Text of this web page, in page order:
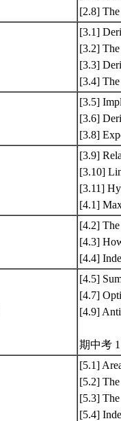
[2.8]
[3.1]
[3.2]
[3.3]
[3.4]
[3.5]
[3.6]
[3.8]
[3.9]
[3.10]
[3.11]
[4.1]
[4.2]
[4.3]
[4.4]
[4.5]
[4.7]
[4.9]
期中考
[5.1]
[5.2]
[5.3]
[5.4]